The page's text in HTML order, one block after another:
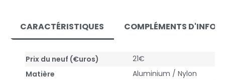
CARACTÉRISTIQUES COMPLÉMENTS
Prix du neuf (€uros)
21€
Matière
Aluminium / Nylon